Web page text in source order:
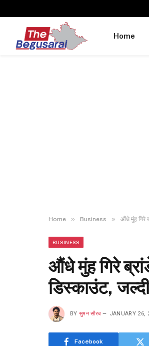
Home
Home » Business » औंधे मुंह गिरे
BUSINESS
औंधे मुंह गिरे
डिस्काउंट,
BY सुमन सौरब JANUARY 26,
Facebook